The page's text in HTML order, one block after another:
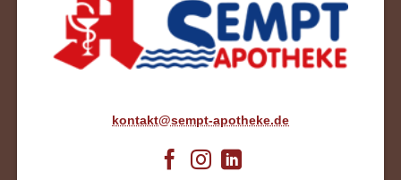
kontakt@sempt-apotheke.de